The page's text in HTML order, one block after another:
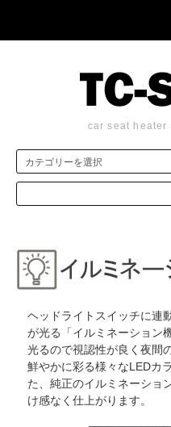
car seat heater
ヘッドライトスイッチに連
が光る「イルミネーション
光るので視認性が良く夜間
鮮やかに彩る様々なLEDカ
た、純正のイルミネーショ
け感なく仕上がります。